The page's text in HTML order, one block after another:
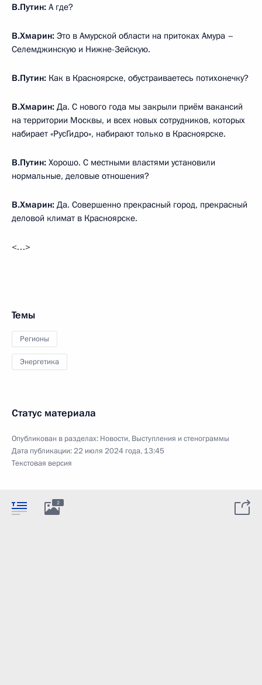
В.Путин: А где?
В.Хмарин: Это в Амурской области на притоках Амура –
Селемджинскую и Нижне-Зейскую.
В.Путин: Как в Красноярске, обустраиваетесь потихонечку?
В.Хмарин: Да. С нового года мы закрыли приём вакансий
на территории Москвы, и всех новых сотрудников, которых
набирает «РусГидро», набирают только в Красноярске.
В.Путин: Хорошо. С местными властями установили
нормальные, деловые отношения?
В.Хмарин: Да. Совершенно прекрасный город, прекрасный
деловой климат в Красноярске.
<…>
Темы
Регионы
Энергетика
Статус материала
Опубликован в разделах: Новости, Выступления и стенограммы
Дата публикации:22 июля 2024 года, 13:45
Текстовая версия
2